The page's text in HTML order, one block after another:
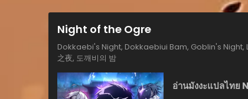
Night of the Ogre
Dokkaebi's Night, Dokkaebiui Bam, Goblin's
之夜, 도깨비의 밤
อ่านมังงะแปลไท